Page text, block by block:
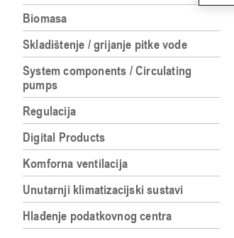
Biomasa
Skladištenje / grijanje pitke vode
System components / Circulating
pumps
Regulacija
Digital Products
Komforna ventilacija
Unutarnji klimatizacijski sustavi
Hlađenje podatkovnog centra